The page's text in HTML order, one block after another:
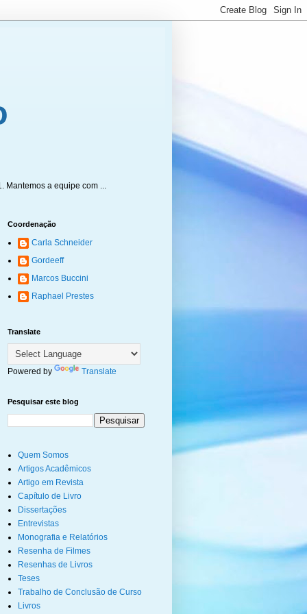
Mantemos a equipe com ...
Coordenação
Carla Schneider
Gordeeff
Marcos Buccini
Raphael Prestes
Translate
Powered by Translate
Pesquisar este blog
Quem Somos
Artigos Acadêmicos
Artigo em Revista
Capítulo de Livro
Dissertações
Entrevistas
Monografia e Relatórios
Resenha de Filmes
Resenhas de Livros
Teses
Trabalho de Conclusão de Curso
Livros